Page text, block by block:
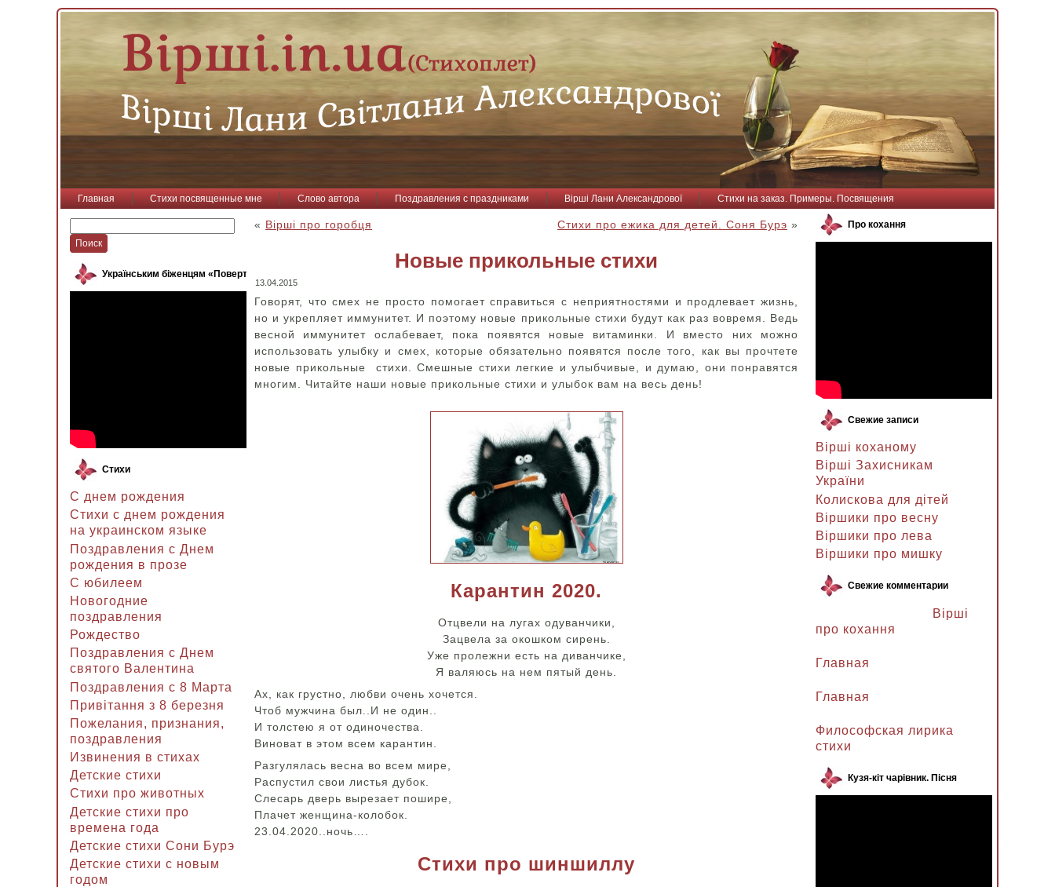
Главная Стихи посвященные мне Слово автора Поздравления с праздниками Вірші Лани Александрової Стихи на заказ. Примеры. Посвящения
Українським біженцям «Повертайся, пташко»
Стихи
С днем рождения
Стихи с днем рождения
на украинском языке
Поздравления с Днем
рождения в прозе
C юбилеем
Новогодние
поздравления
Рождество
Поздравления с Днем
святого Валентина
Поздравления с 8 Марта
Привітання з 8 березня
Пожелания, признания,
поздравления
Извинения в стихах
Детские стихи
Стихи про животных
Детские стихи про
времена года
Детские стихи Сони Бурэ
Детские стихи с новым
годом
« Вірші про горобця Стихи про ежика для детей. Соня Бурэ »
Новые прикольные стихи
13.04.2015
Говорят, что смех не просто помогает справиться с неприятностями и продлевает жизнь,
но и укрепляет иммунитет. И поэтому новые прикольные стихи будут как раз вовремя. Ведь
весной иммунитет ослабевает, пока появятся новые витаминки. И вместо них можно
использовать улыбку и смех, которые обязательно появятся после того, как вы прочтете
новые прикольные стихи. Смешные стихи легкие и улыбчивые, и думаю, они понравятся
многим. Читайте наши новые прикольные стихи и улыбок вам на весь день!
Карантин 2020.
Отцвели на лугах одуванчики,
Зацвела за окошком сирень.
Уже пролежни есть на диванчике,
Я валяюсь на нем пятый день.
Ах, как грустно, любви очень хочется.
Чтоб мужчина был..И не один..
И толстею я от одиночества.
Виноват в этом всем карантин.
Разгулялась весна во всем мире,
Распустил свои листья дубок.
Слесарь дверь вырезает пошире,
Плачет женщина-колобок.
23.04.2020..ночь….
Стихи про шиншиллу
Про кохання
Свежие записи
Вірші коханому
Вірші Захисникам
України
Колискова для дітей
Віршики про весну
Віршики про лева
Віршики про мишку
Свежие комментарии
Вірші
про кохання
Главная
Главная
Философская лирика
стихи
Кузя-кіт чарівник. Пісня